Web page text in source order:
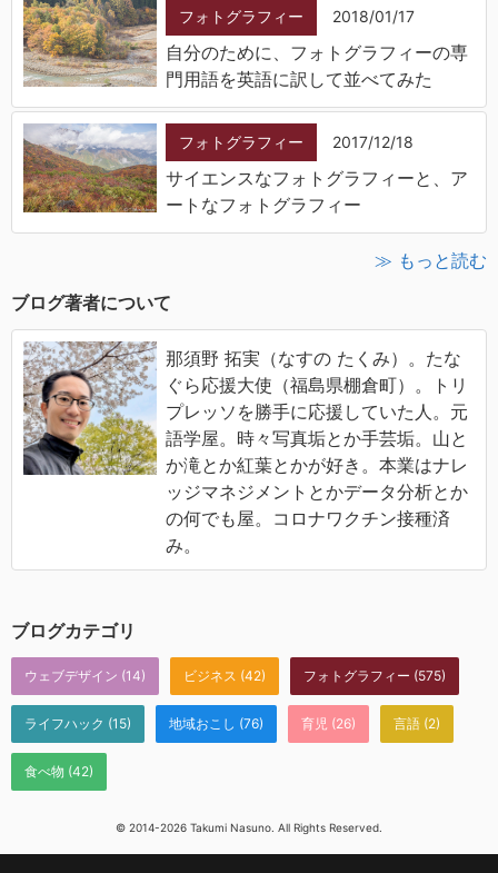
フォトグラフィー 2018/01/17
自分のために、フォトグラフィーの専
門用語を英語に訳して並べてみた
フォトグラフィー 2017/12/18
サイエンスなフォトグラフィーと、ア
ートなフォトグラフィー
≫ もっと読む
ブログ著者について
那須野 拓実（なすの たくみ）。たな
ぐら応援大使（福島県棚倉町）。トリ
プレッソを勝手に応援していた人。元
語学屋。時々写真垢とか手芸垢。山と
か滝とか紅葉とかが好き。本業はナレ
ッジマネジメントとかデータ分析とか
の何でも屋。コロナワクチン接種済
み。
ブログカテゴリ
ウェブデザイン (14) ビジネス (42) フォトグラフィー (575)
ライフハック (15) 地域おこし (76) 育児 (26) 言語 (2)
食べ物 (42)
© 2014-2026 Takumi Nasuno. All Rights Reserved.